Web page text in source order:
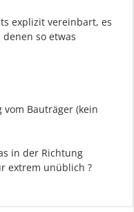
explizit vereinbart, es
so etwas
Bauträger (kein
in der Richtung
extrem unüblich ?